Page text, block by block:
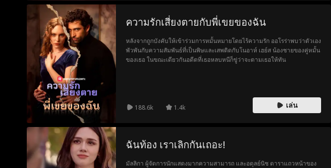
ความรักเสี่ยงตายกับพี่เขยของฉัน
หลังจากถูกบังคับให้เข้าร่วมการหมั้นหมายโดยไร้ความรัก ออโรร่าพบว่าตัวเอง
พัวพันกับความสัมพันธ์ที่เป็นพิษและเสพติดกับโนอาห์ เฮย์ส น้องชายของคู่หมั้น
ของเธอ ในขณะเดียวกันอดีตที่เธอหลบหนีก็ขู่ว่าจะตามเธอให้ทัน
188.6k 1.4k เล่น
ฉันท้อง เราเลิกกันเถอะ!
มัลลิกา ผู้จัดการนักแสดงมากความสามารถ และอดุลย์นิช ดาราแถวหน้าของ